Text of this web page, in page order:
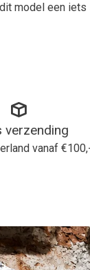
model een
verzending
vanaf